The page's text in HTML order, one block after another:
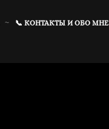
📞 КОНТАКТЫ И ОБО МНЕ